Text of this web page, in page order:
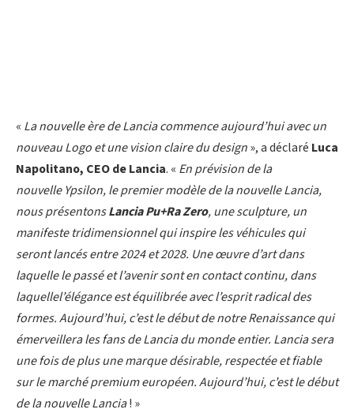
« La nouvelle ère de Lancia commence aujourd’hui avec un
nouveau Logo et une vision claire du design», a déclaré Luca
Napolitano, CEO de Lancia. « En prévision de la
nouvelle Ypsilon, le premier modèle de la nouvelle Lancia,
nous présentonsLancia Pu+Ra Zero, une sculpture, un
manifeste tridimensionnel qui inspire les véhicules qui
seront lancés entre 2024 et 2028. Une œuvre d’art dans
laquelle le passé et l’avenir sont en contact continu, dans
laquellel’élégance est équilibrée avec l’esprit radical des
formes. Aujourd’hui, c’est le début de notre Renaissance qui
émerveillera les fans de Lancia du monde entier. Lancia sera
une fois de plus une marque désirable, respectée et fiable
sur le marché premium européen. Aujourd’hui, c’est le début
de la nouvelle Lancia! »